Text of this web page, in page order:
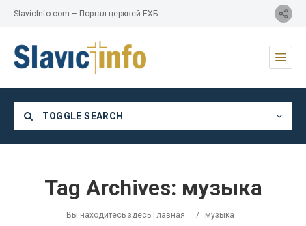
SlavicInfo.com – Портал церквей ЕХБ
TOGGLE SEARCH
Category
Tag Archives: музыка
Вы находитесь здесь:Главная / музыка